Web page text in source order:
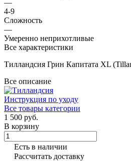
—
4-9
Сложность
—
Умеренно неприхотливые
Все характеристики
Тилландсия Грин Капитата XL
Все описание
Инструкция по уходу
Все товары категории
1 500 руб.
В корзину
Есть в наличии
Рассчитать доставку